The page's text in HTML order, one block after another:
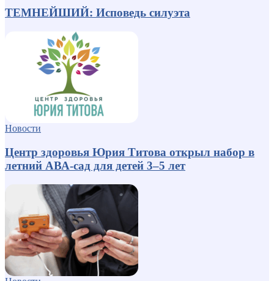
ТЕМНЕЙШИЙ: Исповедь силуэта
Новости
Центр здоровья Юрия Титова открыл набор в
летний АВА-сад для детей 3–5 лет